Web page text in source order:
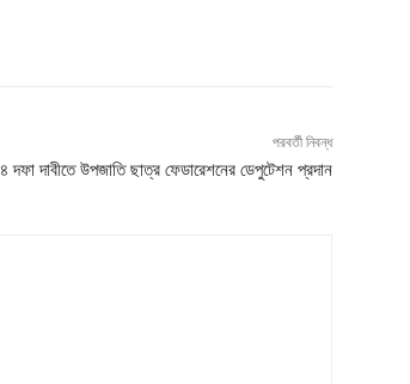
পরবর্তী নিবন্ধ
৪ দফা দাবীতে উপজাতি ছাত্র ফেডারেশনের ডেপুটেশন প্রদান